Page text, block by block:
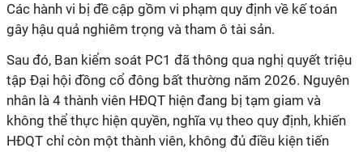
Các hành vi bị đề cập gồm vi phạm quy định về kế toán
gây hậu quả nghiêm trọng và tham ô tài sản.
Sau đó, Ban kiểm soát PC1 đã thông qua nghị quyết triệu
tập Đại hội đồng cổ đông bất thường năm 2026. Nguyên
nhân là 4 thành viên HĐQT hiện đang bị tạm giam và
không thể thực hiện quyền, nghĩa vụ theo quy định, khiến
HĐQT chỉ còn một thành viên, không đủ điều kiện tiến